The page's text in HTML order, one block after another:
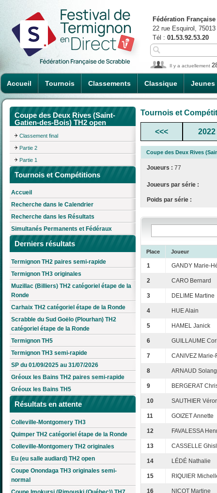
Accueil Tournois Classements Classique Jeunes
Fédération
22 rue Esquirol,
Tél : 01.53.92.53.20
Il y a actuellement
Coupe des Deux Rives (Saint-
Gatien-des-Bois) TH2 open
Classement final
Partie 2
Partie 1
Tournois et Compétitions
Accueil
Recherche dans le Calendrier
Recherche dans les Résultats
Simultanés Permanents et Fédéraux
Derniers résultats
Termignon TH2 paires semi-rapide
Termignon TH3 originales
Muzillac (Billiers) TH2 catégoriel étape de la
Ronde
Carhaix TH2 catégoriel étape de la Ronde
Scrabble du Sud Goëlo (Plourhan) TH2
catégoriel étape de la Ronde
Termignon TH5
Termignon TH3 semi-rapide
SP du 01/09/2025 au 31/07/2026
Gréoux les Bains TH2 paires semi-rapide
Gréoux les Bains TH5
Résultats en attente
Colleville-Montgomery TH3
Quimper TH2 catégoriel étape de la Ronde
Colleville-Montgomery TH2 originales
Eu (eu salle audiard) TH2 open
Coupe Onondaga TH3 originales semi-
normal
Tournois et
<<< 2022
Coupe des Deux Rives
Joueurs : 77
Joueurs par série :
Poids par série :
Place Joueur
1 GANDY Marie-
2 CARO Bernard
3 DELIME Martine
4 HUE Alain
5 HAMEL Janick
6 GUILLAUME
7 CANIVEZ Marie-
8 ARNAUD
9 BERGERAT
10 SAUTHIER
11 GOIZET Annette
12 FAVALESSA
13 CASSELLE
14 LÉDÉ Nathalie
15 RIQUIER
16 NICOT Martine